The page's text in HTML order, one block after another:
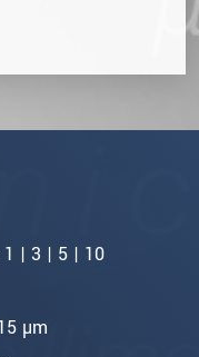
1 | 3 | 5 | 10
µm